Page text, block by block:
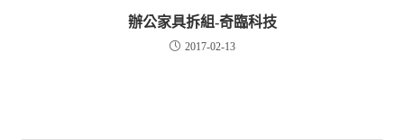
辦公家具拆組-奇臨科技
2017-02-13